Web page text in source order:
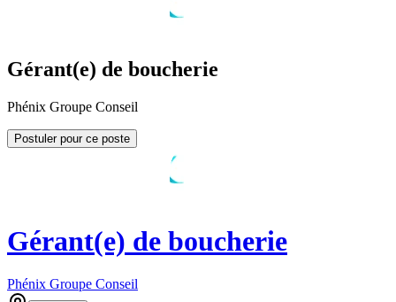
Gérant(e) de boucherie
Phénix Groupe Conseil
Postuler pour ce poste
Gérant(e) de boucherie
Phénix Groupe Conseil